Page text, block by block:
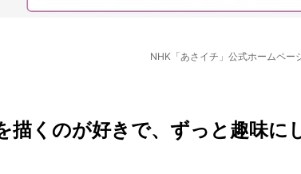
NHK「あさイチ」公式ホームペー
描くのが好きで、ずっと趣味に